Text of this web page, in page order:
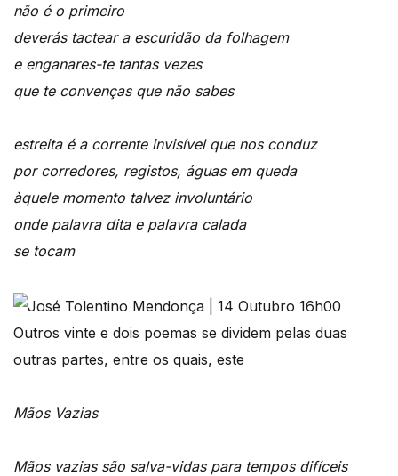
não é o primeiro
deverás tactear a escuridão da folhagem
e enganares-te tantas vezes
que te convenças que não sabes
estreita é a corrente invisível que nos conduz
por corredores, registos, águas em queda
àquele momento talvez involuntário
onde palavra dita e palavra calada
se tocam
Outros vinte e dois poemas se dividem pelas duas
outras partes, entre os quais, este
Mãos Vazias
Mãos vazias são salva-vidas para tempos difíceis